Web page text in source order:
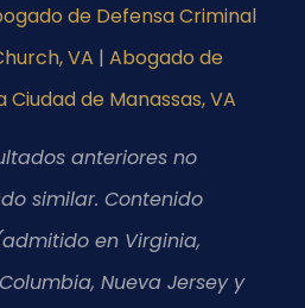
de Defensa Criminal
VA | Abogado de
de Manassas, VA
anteriores no
similar. Contenido
en Virginia,
Nueva Jersey y